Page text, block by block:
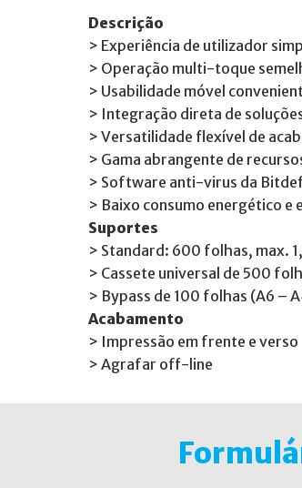
Descrição
> Experiência de utilizador
> Operação multi-toque
> Usabilidade móvel
> Integração direta de
> Versatilidade flexível de
> Gama abrangente de
> Software anti-virus da
> Baixo consumo energético e
Suportes
> Standard: 600 folhas, max.
> Cassete universal de 500
> Bypass de 100 folhas (A6 –
Acabamento
> Impressão em frente e verso
> Agrafar off-line